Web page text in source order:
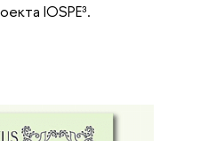
IOSPE³.